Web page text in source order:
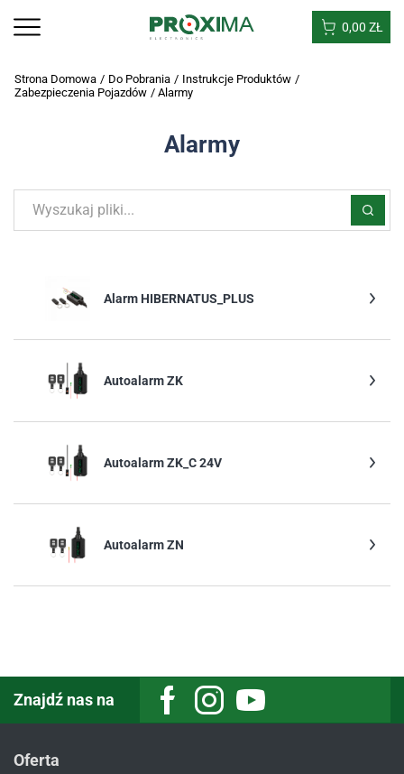
0,00 ZŁ
Strona Domowa / Do Pobrania / Instrukcje Produktów /
Zabezpieczenia Pojazdów / Alarmy
Alarmy
Alarm HIBERNATUS_PLUS
Autoalarm ZK
Autoalarm ZK_C 24V
Autoalarm ZN
Znajdź nas na FacebookInstagramYoutube
Oferta